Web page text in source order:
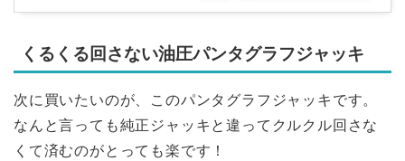
くるくる回さない油圧パンタグラフジャッキ
次に買いたいのが、このパンタグラフジャッキです。
なんと言っても純正ジャッキと違ってクルクル回さな
くて済むのがとっても楽です！